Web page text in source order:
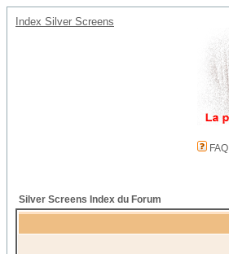
Index Silver Screens
FAQ
Silver Screens Index du Forum